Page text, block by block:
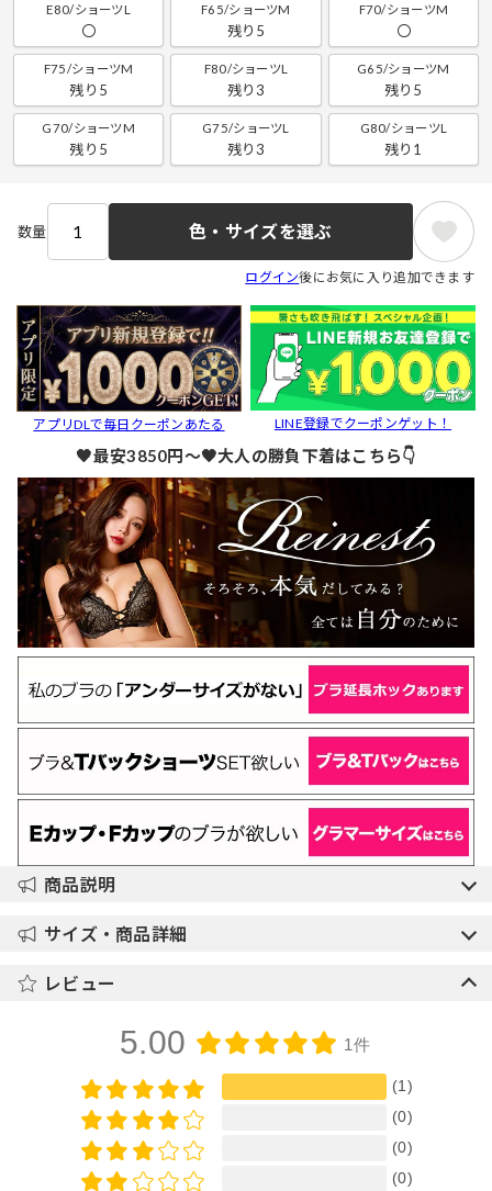
E80/ショーツL
〇
F65/ショーツM
残り5
F70/ショーツM
〇
F75/ショーツM
残り5
F80/ショーツL
残り3
G65/ショーツM
残り5
G70/ショーツM
残り5
G75/ショーツL
残り3
G80/ショーツL
残り1
数量 色・サイズを選ぶ
ログイン後にお気に入り追加できます
アプリDLで毎日クーポンあたる LINE登録でクーポンゲット！
🖤最安3850円～🖤大人の勝負下着はこちら👇
商品説明
サイズ・商品詳細
レビュー
5.00 1件
(1)
(0)
(0)
(0)